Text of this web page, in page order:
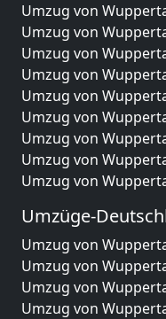
Umzug von
Umzug von
Umzug von
Umzug von
Umzug von
Umzug von
Umzug von
Umzug von
Umzug von
Umzüge-
Umzug von
Umzug von
Umzug von
Umzug von